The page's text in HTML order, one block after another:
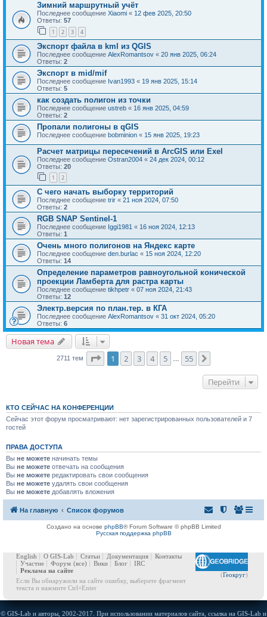
Зимний маршрутный учёт
Последнее сообщение Xiaomi « 12 фев 2025, 20:50
Ответы: 57
1 2 3 4
Экспорт файла в kml из QGIS
Последнее сообщение AlexRomantsov « 20 янв 2025, 06:24
Ответы: 2
Экспорт в mid/mif
Последнее сообщение Ivan1993 « 19 янв 2025, 15:14
Ответы: 5
как создать полигон из точки
Последнее сообщение ustreb « 16 янв 2025, 04:59
Ответы: 2
Пропали полигоны в qGIS
Последнее сообщение bobminion « 15 янв 2025, 19:23
Расчет матрицы пересечений в ArcGIS или Exel
Последнее сообщение Ostran2004 « 24 дек 2024, 00:12
Ответы: 20
1 2
С чего начать выборку территорий
Последнее сообщение trir « 21 ноя 2024, 07:50
Ответы: 2
RGB SNAP Sentinel-1
Последнее сообщение Iggi1981 « 16 ноя 2024, 12:13
Ответы: 1
Очень много полигонов на Яндекс карте
Последнее сообщение den.burlac « 15 ноя 2024, 12:20
Ответы: 14
Определение параметров равноугольной конической
проекции Ламберта для растра карты
Последнее сообщение tikhpetr « 07 ноя 2024, 21:43
Ответы: 12
Электр.версия по план.тер. в КГА
Последнее сообщение AlexRomantsov « 31 окт 2024, 05:20
Ответы: 6
Новая тема
2711 тем Страница1 из
1 2 3 4 5 … 55
Перейти
КТО СЕЙЧАС НА КОНФЕРЕНЦИИ
Сейчас этот форум просматривают: нет зарегистрированных пользователей и 7
гостей
ПРАВА ДОСТУПА
Вы не можете начинать темы
Вы не можете отвечать на сообщения
Вы не можете редактировать свои сообщения
Вы не можете удалять свои сообщения
Вы не можете добавлять вложения
На главную Список форумов
Создано на основе phpBB® Forum Software © phpBB Limited
Русская поддержка phpBB
(Геокруг)
English О GIS-Lab Статьи Документация
Контакты
Участие
Форум (все) Вики Блог
IRC
Реклама на сайте
Если Вы обнаружили на сайте ошибку, выберите фрагмент
текста и нажмите Ctrl+Enter
© GIS-Lab и авторы, 2002-2017. При использовании материалов сайта, ссылка на GIS-Lab и